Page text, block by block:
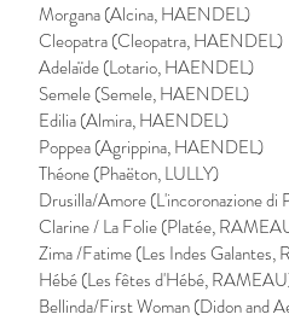
Morgana (Alcina, HAENDEL)
Cleopatra (Cleopatra, HAENDEL)
Adelaïde (Lotario, HAENDEL)
Semele (Semele, HAENDEL)
Edilia (Almira, HAENDEL)
Poppea (Agrippina, HAENDEL)
Théone (Phaëton, LULLY)
Drusilla/Amore (L'incoronazione
Clarine / La Folie (Platée,
Zima /Fatime (Les Indes
Hébé (Les fêtes d'Hébé,
Bellinda/First Woman (Didon and